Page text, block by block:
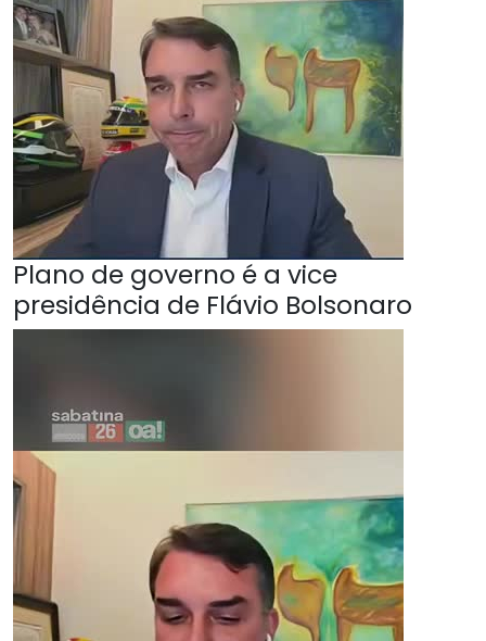
Plano de governo é a vice
presidência de Flávio Bolsonaro